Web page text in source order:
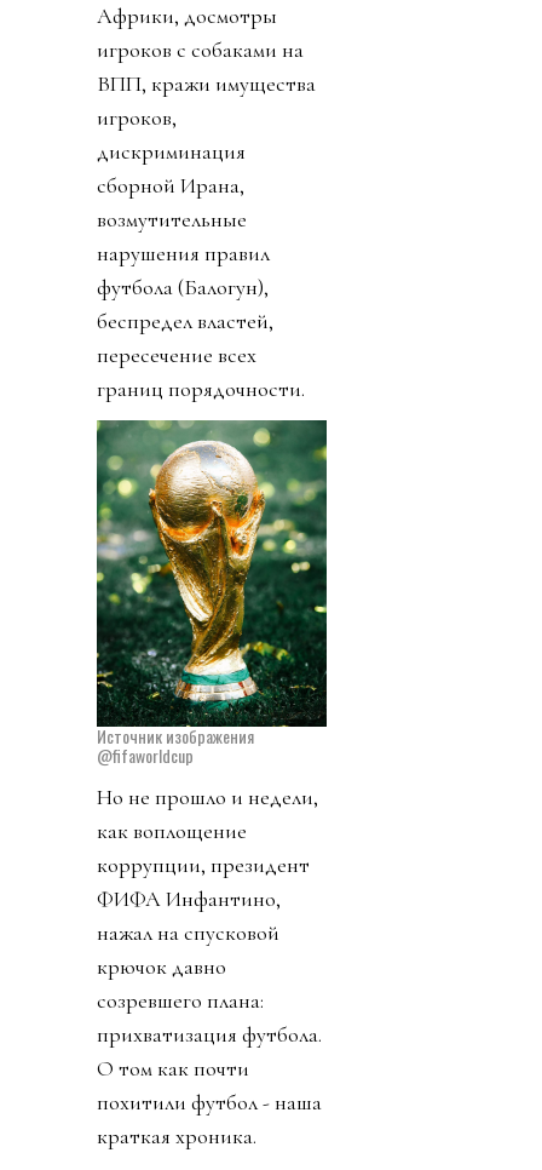
Африки, досмотры
игроков с собаками на
ВПП, кражи имущества
игроков,
дискриминация
сборной Ирана,
возмутительные
нарушения правил
футбола (Балогун),
беспредел властей,
пересечение всех
границ порядочности.
Источник изображения
@fifaworldcup
Но не прошло и недели,
как воплощение
коррупции, президент
ФИФА Инфантино,
нажал на спусковой
крючок давно
созревшего плана:
прихватизация футбола.
О том как почти
похитили футбол - наша
краткая хроника.